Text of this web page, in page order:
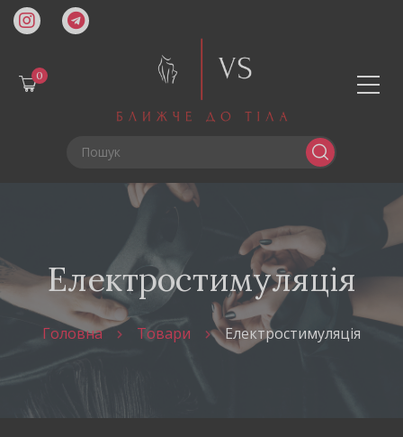
0
Електростимуляція
Головна Товари Електростимуляція